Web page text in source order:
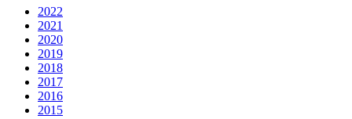
2022
2021
2020
2019
2018
2017
2016
2015